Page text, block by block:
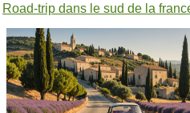
Road-trip dans le sud de la